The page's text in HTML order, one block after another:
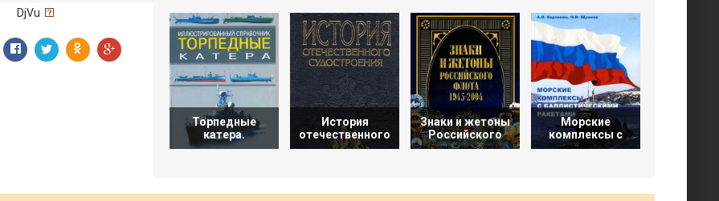
DjVu
Торпедные
катера.
История
отечественного
Знаки и жетоны
Российского
Морские
комплексы с